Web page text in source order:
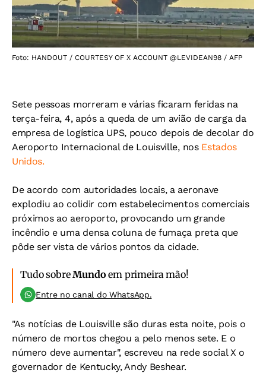
Foto: HANDOUT / COURTESY OF X ACCOUNT @LEVIDEAN98 / AFP
Sete pessoas morreram e várias ficaram feridas na
terça-feira, 4, após a queda de um avião de carga da
empresa de logística UPS, pouco depois de decolar do
Aeroporto Internacional de Louisville, nos Estados
Unidos.
De acordo com autoridades locais, a aeronave
explodiu ao colidir com estabelecimentos comerciais
próximos ao aeroporto, provocando um grande
incêndio e uma densa coluna de fumaça preta que
pôde ser vista de vários pontos da cidade.
Tudo sobreMundo em primeira mão!
Entre no canal do WhatsApp.
"As notícias de Louisville são duras esta noite, pois o
número de mortos chegou a pelo menos sete. E o
número deve aumentar", escreveu na rede social X o
governador de Kentucky, Andy Beshear.